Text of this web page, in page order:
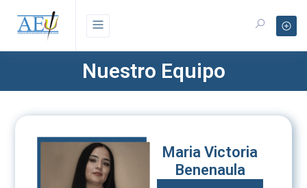
Nuestro Equipo
Maria Victoria
Benenaula